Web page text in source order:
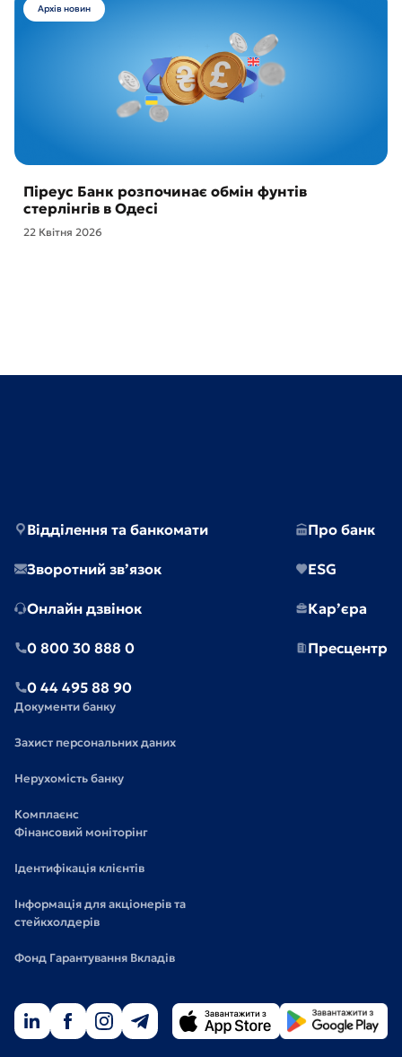
Архів новин
Піреус Банк розпочинає обмін фунтів
стерлінгів в Одесі
22 Квітня 2026
Відділення та банкомати
Зворотний зв’язок
Онлайн дзвінок
0 800 30 888 0
0 44 495 88 90
Про банк
ESG
Кар’єра
Пресцентр
Документи банку
Захист персональних даних
Нерухомість банку
Комплаєнс
Фінансовий моніторінг
Ідентифікація клієнтів
Інформація для акціонерів та
стейкхолдерів
Фонд Гарантування Вкладів